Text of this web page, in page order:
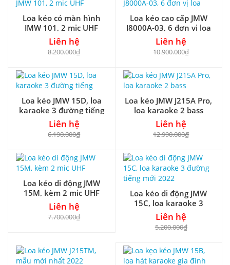
Loa kéo có màn hình
JMW 101, 2 mic UHF
Liên hệ
8.200.000₫
Loa kéo cao cấp JMW
J8000A-03, 6 đơn vị loa
Liên hệ
10.900.000₫
Loa kéo JMW 15D, loa
karaoke 3 đường tiếng
Liên hệ
6.190.000₫
Loa kéo JMW J215A Pro,
loa karaoke 2 bass
Liên hệ
12.990.000₫
Loa kéo di động JMW
15M, kèm 2 mic UHF
Liên hệ
7.700.000₫
Loa kéo di động JMW
15C, loa karaoke 3
đường tiếng mới 2022
Liên hệ
5.200.000₫